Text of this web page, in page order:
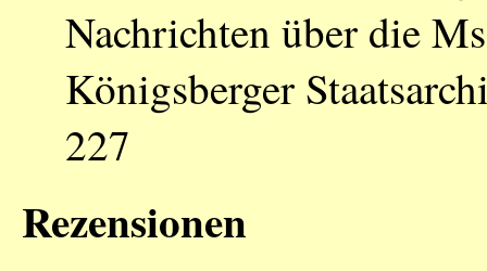
Nachrichten über die
Königsberger
227
Rezensionen